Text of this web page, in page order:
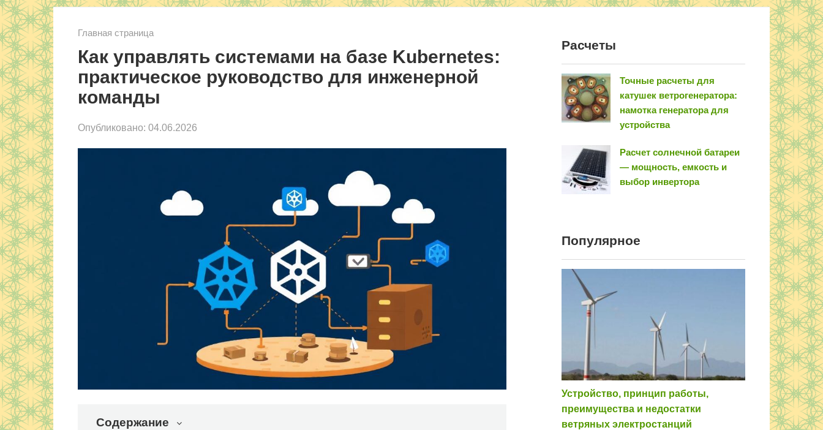
Главная страница
Как управлять системами на базе Kubernetes:
практическое руководство для инженерной
команды
Опубликовано: 04.06.2026
Содержание
Расчеты
Точные расчеты для
катушек ветрогенератора:
намотка генератора для
устройства
Расчет солнечной батареи
— мощность, емкость и
выбор инвертора
Популярное
Устройство, принцип работы,
преимущества и недостатки
ветряных электростанций